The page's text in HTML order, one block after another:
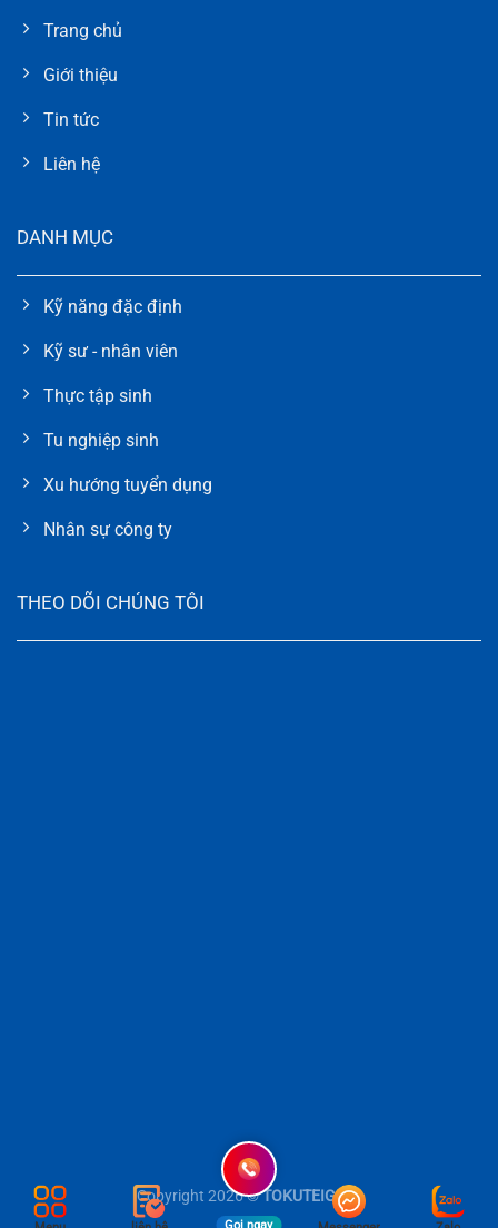
Trang chủ
Giới thiệu
Tin tức
Liên hệ
DANH MỤC
Kỹ năng đặc định
Kỹ sư - nhân viên
Thực tập sinh
Tu nghiệp sinh
Xu hướng tuyển dụng
Nhân sự công ty
THEO DÕI CHÚNG TÔI
Copyright 2026 ©TOKUTEIGINO